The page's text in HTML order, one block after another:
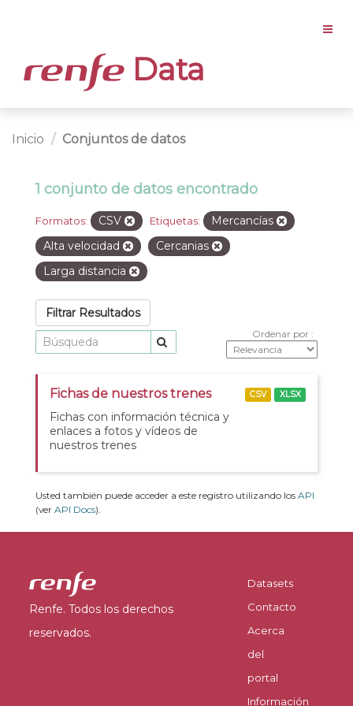
Data
Inicio Conjuntos de datos
1 conjunto de datos encontrado
Formatos: CSV Etiquetas:
Mercancías
Alta velocidad
Cercanias
Larga distancia
Filtrar Resultados
Ordenar por
Fichas de nuestros trenes
Fichas con información técnica y
enlaces a fotos y vídeos de
nuestros trenes
CSV XLSX
Usted también puede acceder a este registro utilizando los API
(ver API Docs).
Renfe. Todos los derechos
reservados.
Datasets
Contacto
Acerca
del
portal
Información